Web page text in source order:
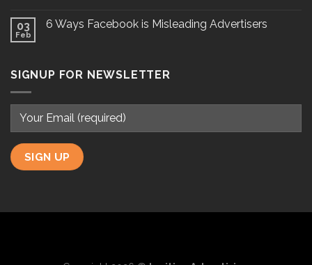
03
Feb
6 Ways Facebook is Misleading Advertisers
SIGNUP FOR NEWSLETTER